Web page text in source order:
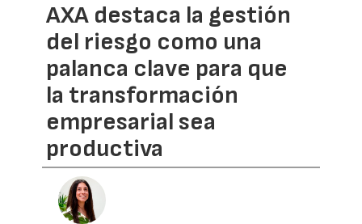
AXA destaca la gestión
del riesgo como una
palanca clave para que
la transformación
empresarial sea
productiva